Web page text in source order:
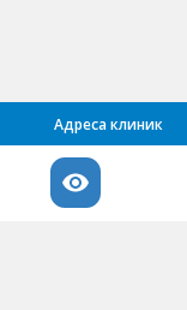
Адреса клиник